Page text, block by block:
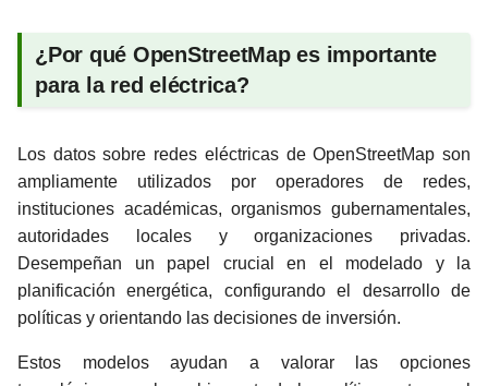
¿Por qué OpenStreetMap es importante
para la red eléctrica?
Los datos sobre redes eléctricas de OpenStreetMap son
ampliamente utilizados por operadores de redes,
instituciones académicas, organismos gubernamentales,
autoridades locales y organizaciones privadas.
Desempeñan un papel crucial en el modelado y la
planificación energética, configurando el desarrollo de
políticas y orientando las decisiones de inversión.
Estos modelos ayudan a valorar las opciones